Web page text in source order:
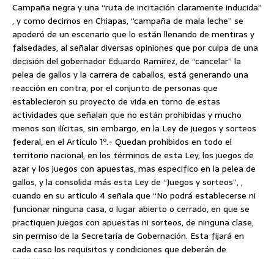
Campaña negra y una “ruta de incitación claramente inducida”
, y como decimos en Chiapas, “campaña de mala leche” se
apoderó de un escenario que lo están llenando de mentiras y
falsedades, al señalar diversas opiniones que por culpa de una
decisión del gobernador Eduardo Ramírez, de “cancelar” la
pelea de gallos y la carrera de caballos, está generando una
reacción en contra, por el conjunto de personas que
establecieron su proyecto de vida en torno de estas
actividades que señalan que no están prohibidas y mucho
menos son ilícitas, sin embargo, en la Ley de juegos y sorteos
federal, en el Artículo 1º.- Quedan prohibidos en todo el
territorio nacional, en los términos de esta Ley, los juegos de
azar y los juegos con apuestas, mas especifico en la pelea de
gallos, y la consolida más esta Ley de “Juegos y sorteos”, ,
cuando en su articulo 4 señala que “No podrá establecerse ni
funcionar ninguna casa, o lugar abierto o cerrado, en que se
practiquen juegos con apuestas ni sorteos, de ninguna clase,
sin permiso de la Secretaría de Gobernación. Esta fijará en
cada caso los requisitos y condiciones que deberán de